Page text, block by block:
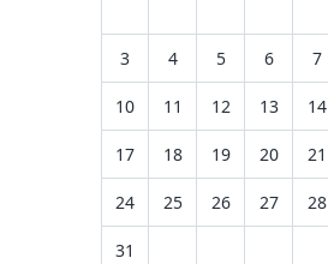
3 4 5 6 7
10 11 12 13 14
17 18 19 20 21
24 25 26 27 28
31